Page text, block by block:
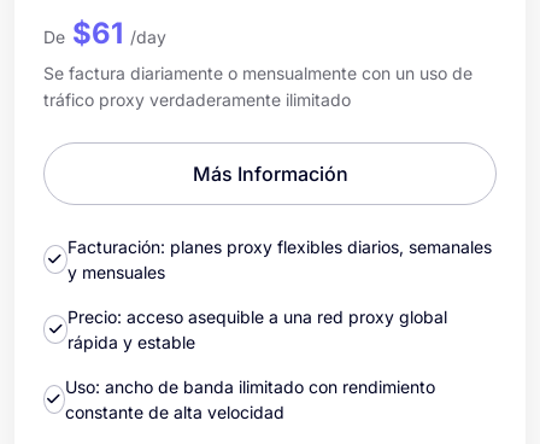
De $61 /day
Se factura diariamente o mensualmente con un uso de
tráfico proxy verdaderamente ilimitado
Más Información
Facturación: planes proxy flexibles diarios, semanales
y mensuales
Precio: acceso asequible a una red proxy global
rápida y estable
Uso: ancho de banda ilimitado con rendimiento
constante de alta velocidad